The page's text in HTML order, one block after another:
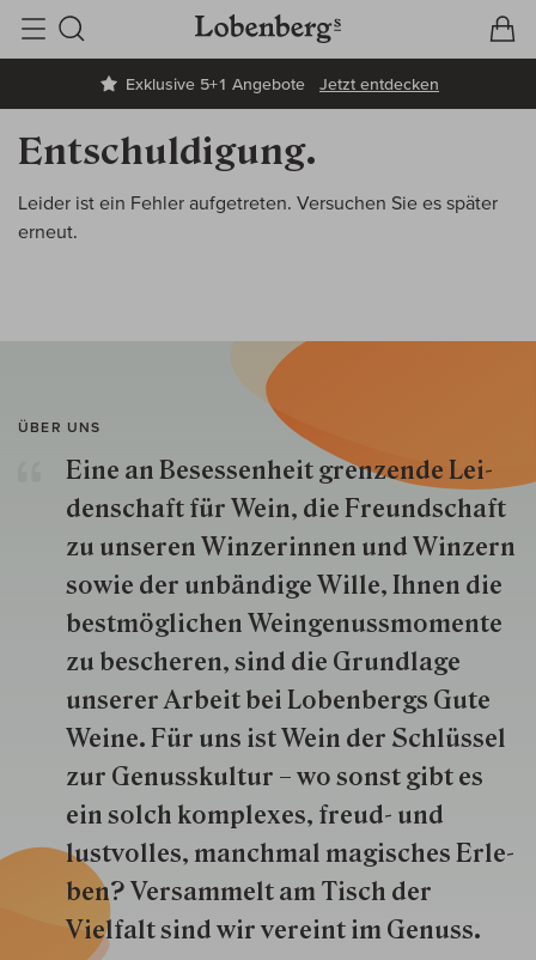
Exklusive 5+1 Angebote Jetzt entdecken
Suche
Entschuldigung.
Leider ist ein Fehler aufgetreten. Versuchen Sie es später
erneut.
ÜBER UNS
Eine an Besessenheit gren­zende Lei­
den­schaft für Wein, die Freund­schaft
zu unseren Win­zer­innen und Win­zern
so­wie der un­bän­dige Wille, Ihnen die
best­mög­lich­en Wein­genuss­momente
zu besche­ren, sind die Grund­lage
unserer Arbeit bei Lobenbergs Gute
Weine. Für uns ist Wein der Schlüs­sel
zur Genuss­kultur – wo sonst gibt es
ein solch kom­plexes, freud- und
lustvolles, manchmal ma­gisch­es Er­le­
ben? Versammelt am Tisch der
Vielfalt sind wir ver­eint im Genuss.